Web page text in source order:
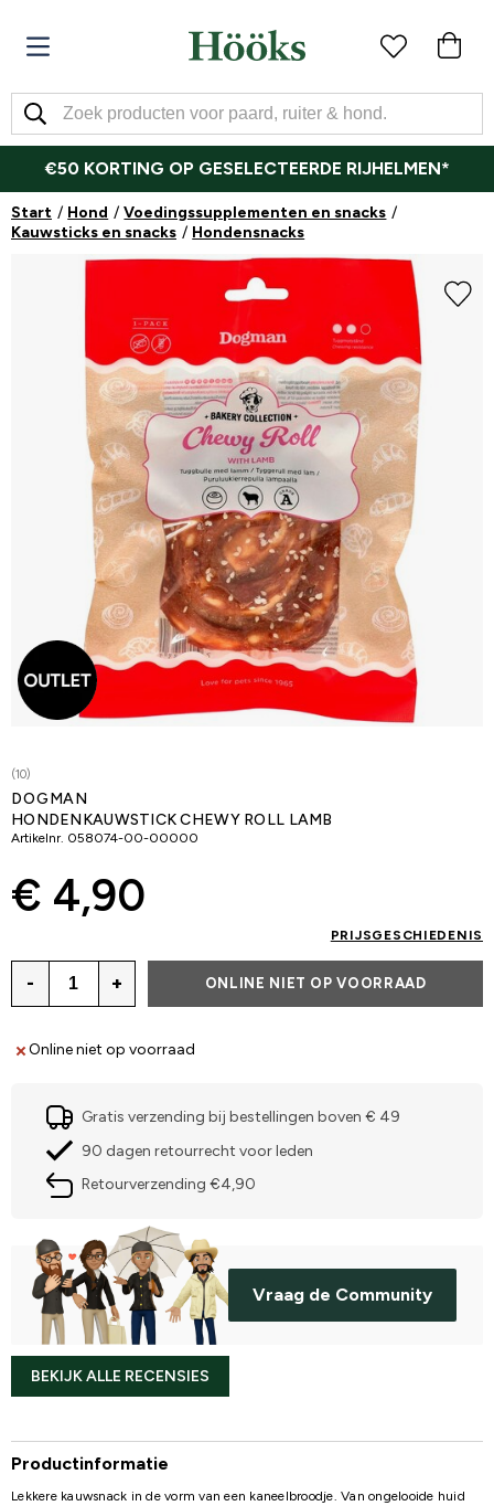
€50 KORTING OP GESELECTEERDE RIJHELMEN*
Start Hond
Voedingssupplementen en snacks
Kauwsticks en snacks
Hondensnacks
(10)
DOGMAN
HONDENKAUWSTICK CHEWY ROLL LAMB
Artikelnr. 058074-00-00000
€ 4,90
PRIJSGESCHIEDENIS
- + ONLINE NIET OP VOORRAAD
Online niet op voorraad
Gratis verzending bij bestellingen boven € 49
90 dagen retourrecht voor leden
Retourverzending €4,90
Vraag de Community
BEKIJK ALLE RECENSIES
Productinformatie
Lekkere kauwsnack in de vorm van een kaneelbroodje. Van ongelooide huid